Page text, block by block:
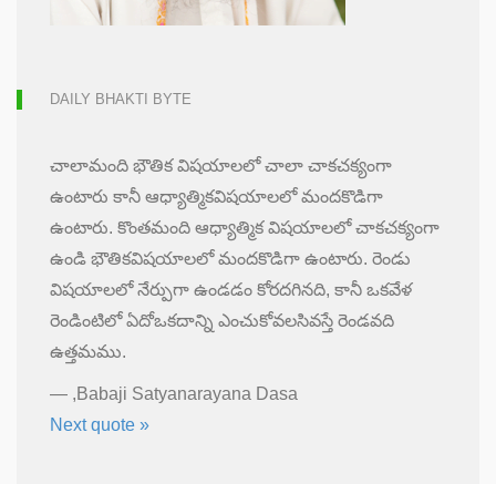
DAILY BHAKTI BYTE
చాలామంది భౌతిక విషయాలలో చాలా చాకచక్యంగా
ఉంటారు కానీ ఆధ్యాత్మికవిషయాలలో మందకొడిగా
ఉంటారు. కొంతమంది ఆధ్యాత్మిక విషయాలలో చాకచక్యంగా
ఉండి భౌతికవిషయాలలో మందకొడిగా ఉంటారు. రెండు
విషయాలలో నేర్పుగా ఉండడం కోరదగినది, కానీ ఒకవేళ
రెండింటిలో ఏదోఒకదాన్ని ఎంచుకోవలసివస్తే రెండవది
ఉత్తమము.
— ,Babaji Satyanarayana Dasa
Next quote »